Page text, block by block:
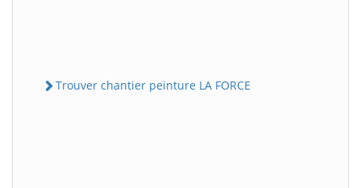
Trouver chantier peinture LA FORCE